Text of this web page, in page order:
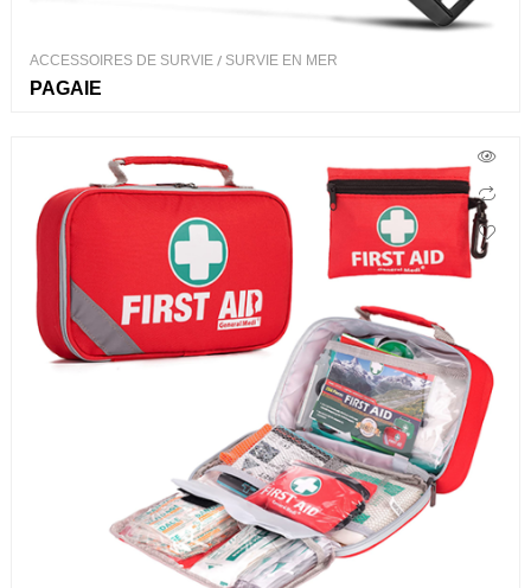
ACCESSOIRES DE SURVIE/ SURVIE EN MER
PAGAIE